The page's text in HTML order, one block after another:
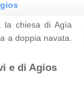
la chiesa di Agìa
a doppia navata.
e di Agios